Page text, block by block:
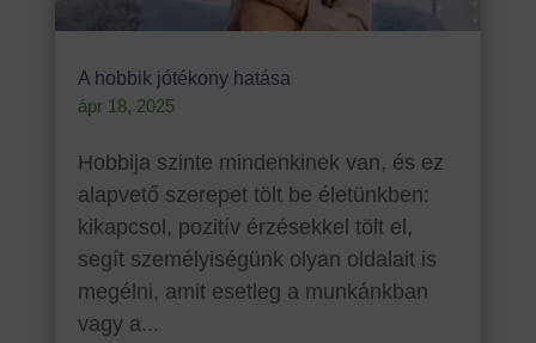
A hobbik jótékony hatása
ápr 18, 2025
Hobbija szinte mindenkinek van, és ez
alapvető szerepet tölt be életünkben:
kikapcsol, pozitív érzésekkel tölt el,
segít személyiségünk olyan oldalait is
megélni, amit esetleg a munkánkban
vagy a...